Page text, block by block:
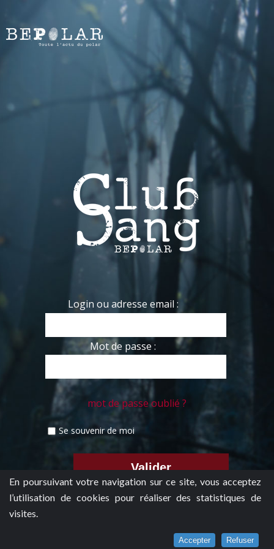
En poursuivant votre navigation sur ce site, vous acceptez
l’utilisation de cookies pour réaliser des statistiques de
visites.
Accepter Refuser
Login ou adresse email :
Mot de passe :
mot de passe oublié ?
Se souvenir de moi